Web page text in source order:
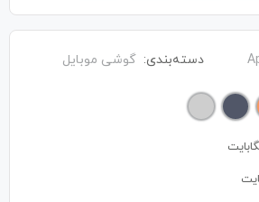
دسته‌بندی: گوشی موبایل